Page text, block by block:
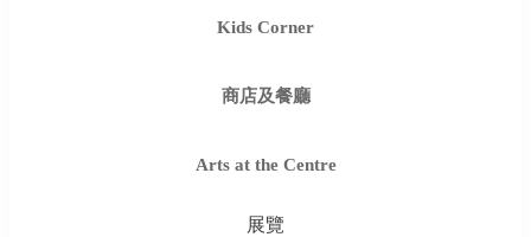
Kids Corner
商店及餐廳
Arts at the Centre
展覽